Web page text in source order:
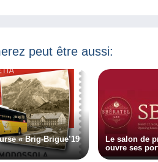
peut être aussi:
« Brig-Brigue’19
Le salon de
ouvre ses
2020 !